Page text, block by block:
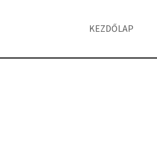
KEZDŐLAP